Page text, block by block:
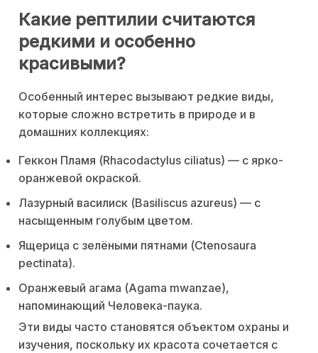
Какие рептилии считаются
редкими и особенно
красивыми?
Особенный интерес вызывают редкие виды,
которые сложно встретить в природе и в
домашних коллекциях:
Геккон Пламя (Rhacodactylus ciliatus) — с ярко-
оранжевой окраской.
Лазурный василиск (Basiliscus azureus) — с
насыщенным голубым цветом.
Ящерица с зелёными пятнами (Ctenosaura
pectinata).
Оранжевый агама (Agama mwanzae),
напоминающий Человека-паука.
Эти виды часто становятся объектом охраны и
изучения, поскольку их красота сочетается с